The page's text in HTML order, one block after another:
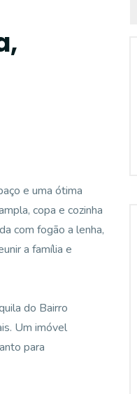
e uma ótima
copa e cozinha
com fogão a lenha,
a família e
do Bairro
Um imóvel
para